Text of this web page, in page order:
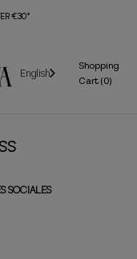
€30*
English
Shopping
Cart (0)
SOCIALES